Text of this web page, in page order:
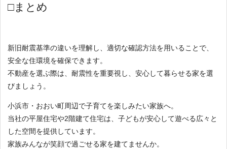
□まとめ
新旧耐震基準の違いを理解し、適切な確認方法を用いることで、
安全な住環境を確保できます。
不動産を選ぶ際は、耐震性を重要視し、安心して暮らせる家を選
びましょう。
小浜市・おおい町周辺で子育てを楽しみたい家族へ。
当社の平屋住宅や2階建て住宅は、子どもが安心して遊べる広々と
した空間を提供しています。
家族みんなが笑顔で過ごせる家を建てませんか。